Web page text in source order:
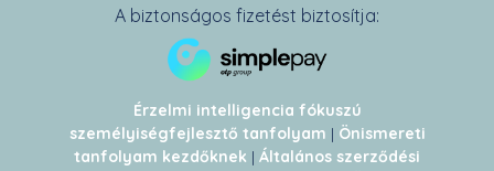
A biztonságos fizetést biztosítja:
Érzelmi intelligencia fókuszú
személyiségfejlesztő tanfolyam | Önismereti
tanfolyam kezdőknek | Általános szerződési